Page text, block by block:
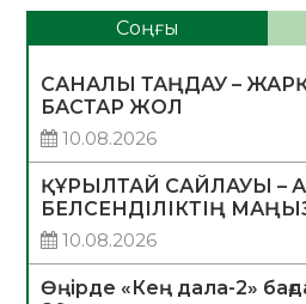
Соңғы
САНАЛЫ ТАҢДАУ –
БАСТАР ЖОЛ
10.08.2026
ҚҰРЫЛТАЙ САЙЛАУЫ –
БЕЛСЕНДІЛІКТІҢ
10.08.2026
Өңірде «Кең дала-2»